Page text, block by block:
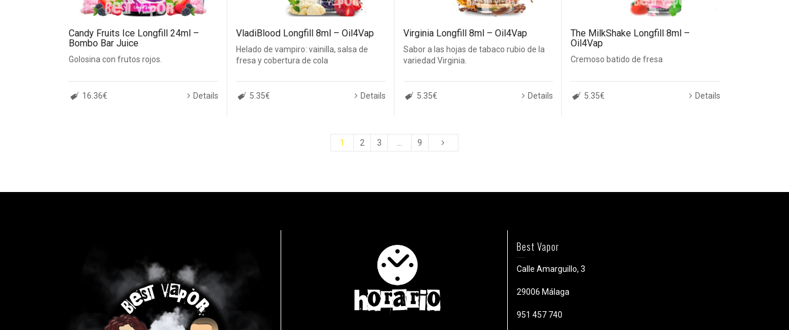
Candy Fruits Ice Longfill 24ml –
Bombo Bar Juice
Golosina con frutos rojos.
16.36€ Details
VladiBlood Longfill 8ml – Oil4Vap
Helado de vampiro: vainilla, salsa de
fresa y cobertura de cola
5.35€ Details
Virginia Longfill 8ml – Oil4Vap
Sabor a las hojas de tabaco rubio de la
variedad Virginia.
5.35€ Details
The MilkShake Longfill 8ml –
Oil4Vap
Cremoso batido de fresa
5.35€ Details
1 2 3 9
Best Vapor
Calle Amarguillo, 3
29006 Málaga
951 457 740